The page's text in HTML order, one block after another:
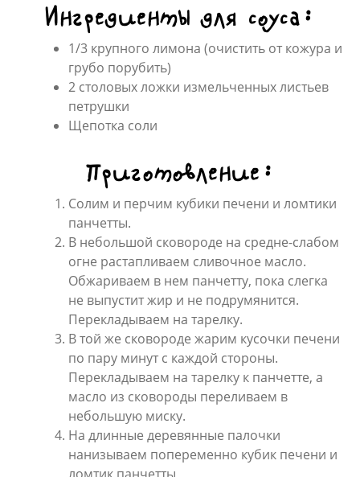
Ингредиенты для соуса:
1/3 крупного лимона (очистить от кожура и
грубо порубить)
2 столовых ложки измельченных листьев
петрушки
Щепотка соли
Приготовление:
Солим и перчим кубики печени и ломтики
панчетты.
В небольшой сковороде на средне-слабом
огне растапливаем сливочное масло.
Обжариваем в нем панчетту, пока слегка
не выпустит жир и не подрумянится.
Перекладываем на тарелку.
В той же сковороде жарим кусочки печени
по пару минут с каждой стороны.
Перекладываем на тарелку к панчетте, а
масло из сковороды переливаем в
небольшую миску.
На длинные деревянные палочки
нанизываем попеременно кубик печени и